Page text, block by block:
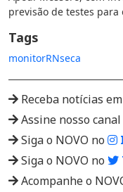
previsão de testes para
Tags
monitorRNseca
Receba notícias
Assine nosso
Siga o NOVO no
Siga o NOVO no
Acompanhe o